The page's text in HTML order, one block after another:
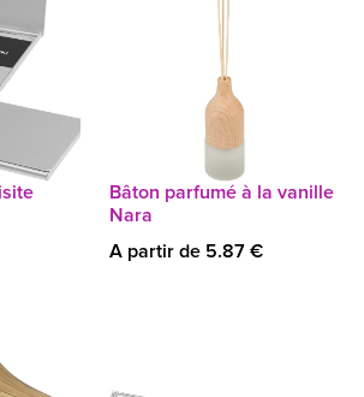
Bâton parfumé à la vanille
Nara
A partir de 5.87 €